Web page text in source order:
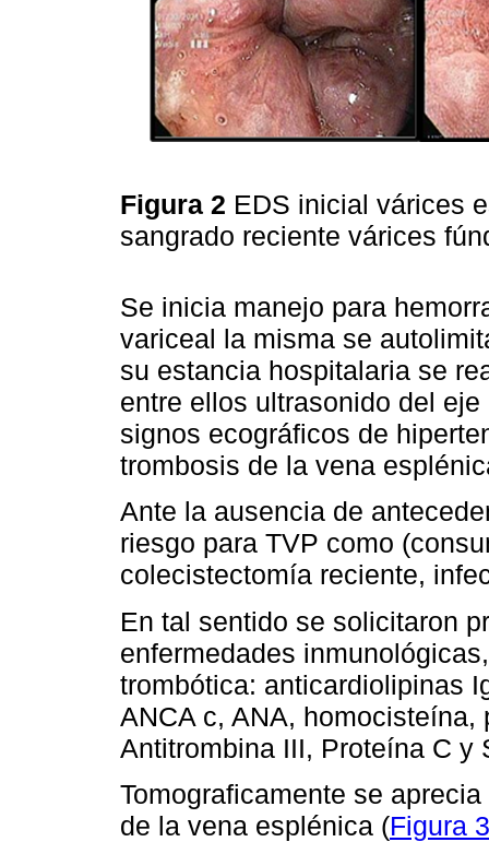
Figura 2 EDS inicial várices
sangrado reciente várices
Se inicia manejo para
variceal la misma se
su estancia hospitalaria se
entre ellos ultrasonido del
signos ecográficos de
trombosis de la vena
Ante la ausencia de
riesgo para TVP como
colecistectomía reciente,
En tal sentido se solicitaron
enfermedades
trombótica: anticardiolipinas
ANCA c, ANA, homocisteína,
Antitrombina III, Proteína C y
Tomograficamente se
de la vena esplénica (Figura 3